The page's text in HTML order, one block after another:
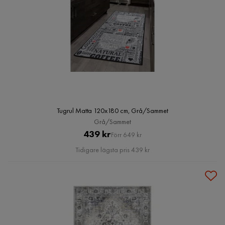
Tugrul Matta 120x180 cm, Grå/Sammet
Grå/Sammet
Pris
439 krOriginal
Pris
Förr 649 kr
Tidigare lägsta pris 439 kr